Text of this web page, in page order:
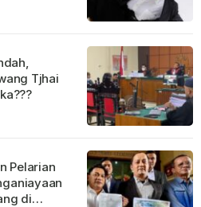
Tjhai
Pelarian
di